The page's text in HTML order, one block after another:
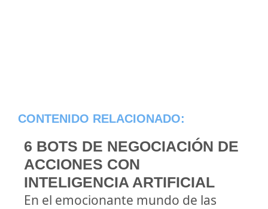
CONTENIDO RELACIONADO:
6 BOTS DE NEGOCIACIÓN DE
ACCIONES CON
INTELIGENCIA ARTIFICIAL
En el emocionante mundo de las